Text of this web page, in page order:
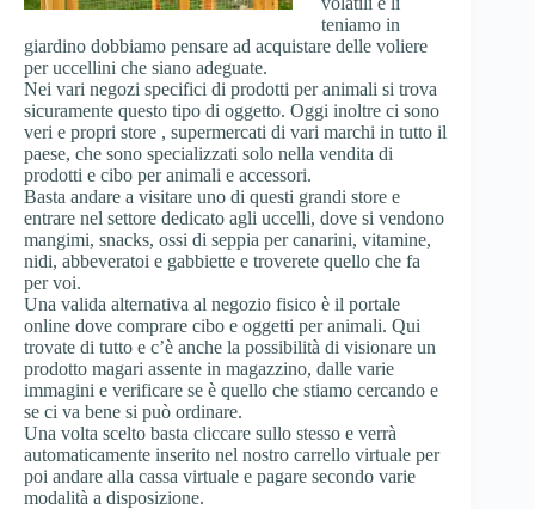
teniamo in
giardino dobbiamo pensare ad acquistare delle voliere
per uccellini che siano adeguate.
Nei vari negozi specifici di prodotti per animali si trova
sicuramente questo tipo di oggetto. Oggi inoltre ci sono
veri e propri store , supermercati di vari marchi in tutto il
paese, che sono specializzati solo nella vendita di
prodotti e cibo per animali e accessori.
Basta andare a visitare uno di questi grandi store e
entrare nel settore dedicato agli uccelli, dove si vendono
mangimi, snacks, ossi di seppia per canarini, vitamine,
nidi, abbeveratoi e gabbiette e troverete quello che fa
per voi.
Una valida alternativa al negozio fisico è il portale
online dove comprare cibo e oggetti per animali. Qui
trovate di tutto e c’è anche la possibilità di visionare un
prodotto magari assente in magazzino, dalle varie
immagini e verificare se è quello che stiamo cercando e
se ci va bene si può ordinare.
Una volta scelto basta cliccare sullo stesso e verrà
automaticamente inserito nel nostro carrello virtuale per
poi andare alla cassa virtuale e pagare secondo varie
modalità a disposizione.